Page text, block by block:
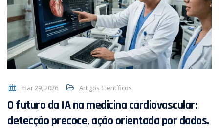
mar 29, 2026 Artigos Científicos
O futuro da IA ​​na medicina cardiovascular:
detecção precoce, ação orientada por dados.